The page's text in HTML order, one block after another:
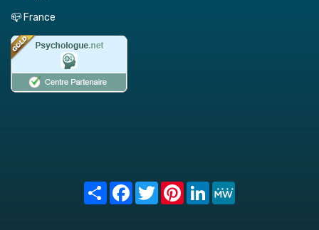
📪 France
Share FacebookTwitterPinterest
LinkedIn